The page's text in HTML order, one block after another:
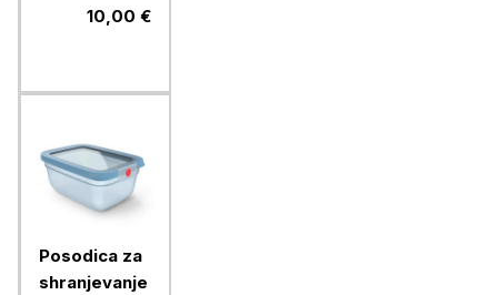
AQ., 2.3 L,
10,00 €
Posodica za
shranjevanje